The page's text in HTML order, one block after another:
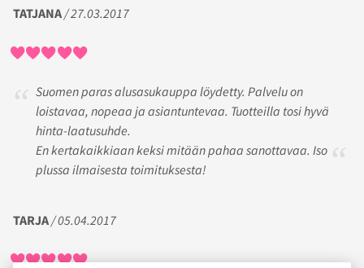
TATJANA/ 27.03.2017
Suomen paras alusasukauppa löydetty. Palvelu on
loistavaa, nopeaa ja asiantuntevaa. Tuotteilla tosi hyvä
hinta-laatusuhde.
En kertakaikkiaan keksi mitään pahaa sanottavaa. Iso
plussa ilmaisesta toimituksesta!
TARJA/ 05.04.2017